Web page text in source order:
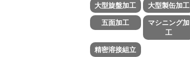
大型旋盤加工
大型製缶加工
五面加工
マシニング加
工
精密溶接組立